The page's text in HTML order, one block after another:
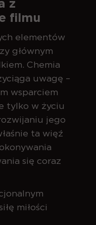
z
filmu
elementów
głównym
Chemia
uwagę –
wsparciem
tylko w życiu
jego
ta więź
się coraz
miłości